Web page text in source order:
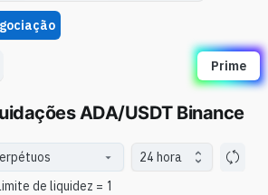
Prime
ADA/USDT Binance
24 hora
de liquidez = 1